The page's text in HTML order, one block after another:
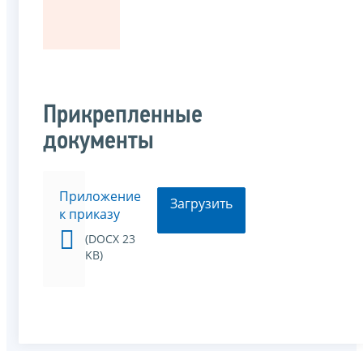
Прикрепленные
документы
Приложение
к приказу
(DOCX 23
KB)
Загрузить